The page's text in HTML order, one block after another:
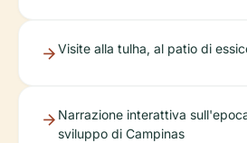
Visite alla tulha, al patio di
Narrazione interattiva
sviluppo di Campinas